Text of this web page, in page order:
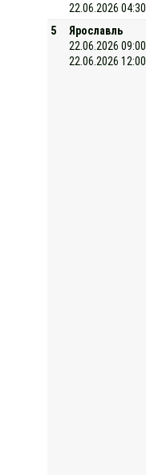
22.06.2026 04:30
5
Ярославль
22.06.2026 09:00
22.06.2026 12:00